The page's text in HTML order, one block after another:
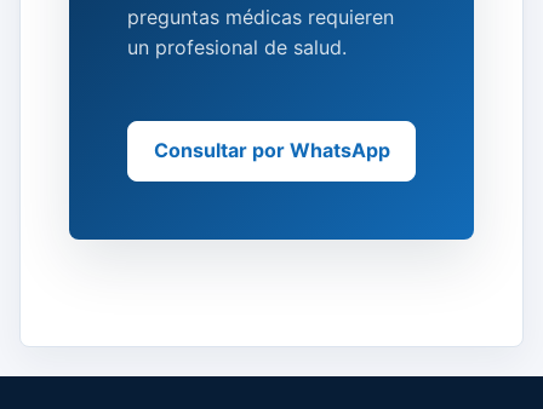
preguntas médicas requieren
un profesional de salud.
Consultar por WhatsApp